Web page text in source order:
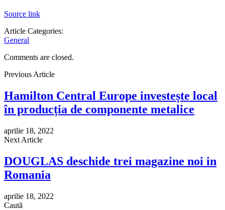
Source link
Article Categories:
General
Comments are closed.
Previous Article
Hamilton Central Europe investește local
în producția de componente metalice
aprilie 18, 2022
Next Article
DOUGLAS deschide trei magazine noi in
Romania
aprilie 18, 2022
Caută